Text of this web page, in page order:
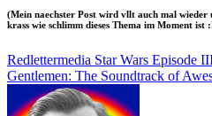
(Mein naechster Post wird vllt auch mal wieder
krass wie schlimm dieses Thema im Moment ist
Beitragsnavigation
Redlettermedia Star Wars Episode
Gentlemen: The Soundtrack of